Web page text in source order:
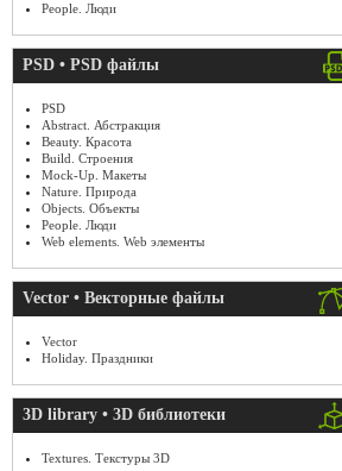
People. Люди
PSD • PSD файлы
PSD
Abstract. Абстракция
Beauty. Красота
Build. Строения
Mock-Up. Макеты
Nature. Природа
Objects. Объекты
People. Люди
Web elements. Web элементы
Vector • Векторные файлы
Vector
Holiday. Праздники
3D library • 3D библиотеки
Textures. Текстуры 3D